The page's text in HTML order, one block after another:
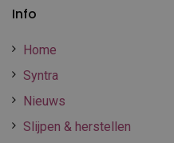
Info
Home
Syntra
Nieuws
Slijpen & herstellen